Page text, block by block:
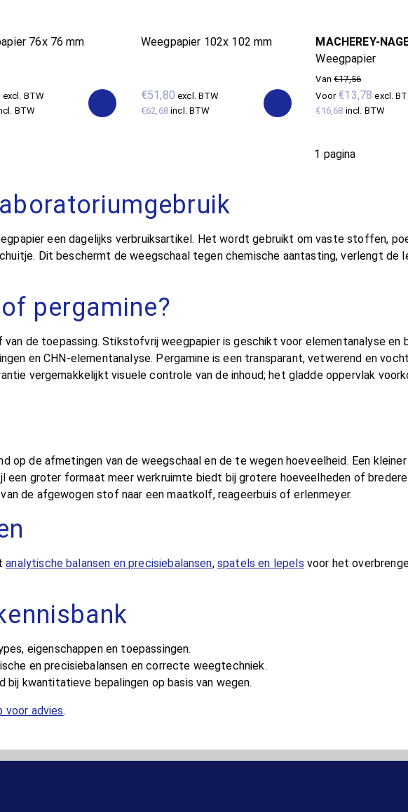
76x 76 mm
excl. BTW
BTW
Weegpapier 102x 102 mm
€51,80 excl. BTW
€62,68incl. BTW
MACHEREY-
Weegpapier
Van€17,56
Voor €13,78 excl.
€16,68 incl. BTW
1 pagina
een dagelijks verbruiksartikel. Het wordt gebruikt om vaste stoffen,
Dit beschermt de weegschaal tegen chemische aantasting, verlengt de
pergamine?
de toepassing. Stikstofvrij weegpapier is geschikt voor elementanalyse
en CHN-elementanalyse. Pergamine is een transparant, vetwerend en
vergemakkelijkt visuele controle van de inhoud; het gladde oppervlak
op de afmetingen van de weegschaal en de te wegen hoeveelheid. Een
een groter formaat meer werkruimte biedt bij grotere hoeveelheden of
de afgewogen stof naar een maatkolf, reageerbuis of erlenmeyer.
analytische balansen en precisiebalansen, spatels en lepels voor het
eigenschappen en toepassingen.
en precisiebalansen en correcte weegtechniek.
bij kwantitatieve bepalingen op basis van wegen.
voor advies.